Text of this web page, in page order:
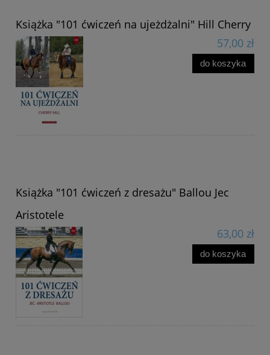
Książka "101 ćwiczeń na ujeżdżalni" Hill Cherry
57,00 zł
do koszyka
Książka "101 ćwiczeń z dresażu" Ballou Jec
Aristotele
63,00 zł
do koszyka